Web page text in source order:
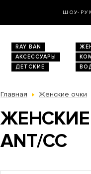
ШОУ-
RAY BAN
АКСЕССУАРЫ
ДЕТСКИЕ
Главная Женские очки
ЖЕНСКИЕ
ANT/CC